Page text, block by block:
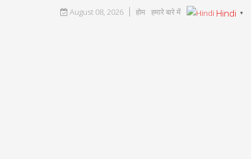
August 08, 2026 होम हमारे बारे में Hindi ▼